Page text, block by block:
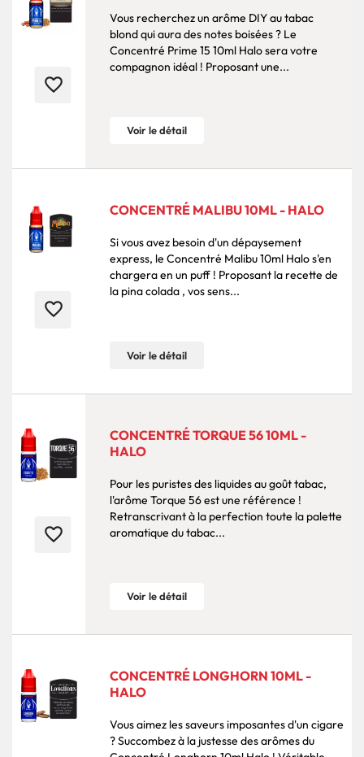
favorite_border
Vous recherchez un arôme DIY au tabac
blond qui aura des notes boisées ? Le
Concentré Prime 15 10ml Halo sera votre
compagnon idéal ! Proposant une...
Voir le détail
favorite_border
CONCENTRÉ MALIBU 10ML - HALO
Si vous avez besoin d'un dépaysement
express, le Concentré Malibu 10ml Halo s'en
chargera en un puff ! Proposant la recette de
la pina colada , vos sens...
Voir le détail
favorite_border
CONCENTRÉ TORQUE 56 10ML -
HALO
Pour les puristes des liquides au goût tabac,
l'arôme Torque 56 est une référence !
Retranscrivant à la perfection toute la palette
aromatique du tabac...
Voir le détail
CONCENTRÉ LONGHORN 10ML -
HALO
Vous aimez les saveurs imposantes d'un cigare
? Succombez à la justesse des arômes du